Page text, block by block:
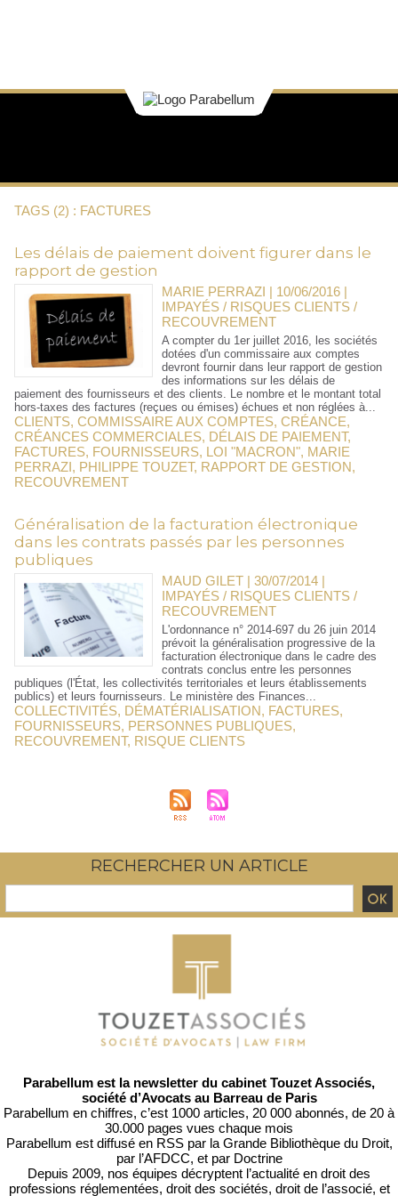
TAGS (2) : FACTURES
Les délais de paiement doivent figurer dans le
rapport de gestion
MARIE PERRAZI | 10/06/2016 |
IMPAYÉS / RISQUES CLIENTS /
RECOUVREMENT
A compter du 1er juillet 2016, les sociétés
dotées d'un commissaire aux comptes
devront fournir dans leur rapport de gestion
des informations sur les délais de
paiement des fournisseurs et des clients. Le nombre et le montant total
hors-taxes des factures (reçues ou émises) échues et non réglées à...
CLIENTS, COMMISSAIRE AUX COMPTES, CRÉANCE,
CRÉANCES COMMERCIALES, DÉLAIS DE PAIEMENT,
FACTURES, FOURNISSEURS, LOI "MACRON", MARIE
PERRAZI, PHILIPPE TOUZET, RAPPORT DE GESTION,
RECOUVREMENT
Généralisation de la facturation électronique
dans les contrats passés par les personnes
publiques
MAUD GILET | 30/07/2014 |
IMPAYÉS / RISQUES CLIENTS /
RECOUVREMENT
L'ordonnance n° 2014-697 du 26 juin 2014
prévoit la généralisation progressive de la
facturation électronique dans le cadre des
contrats conclus entre les personnes
publiques (l'État, les collectivités territoriales et leurs établissements
publics) et leurs fournisseurs. Le ministère des Finances...
COLLECTIVITÉS, DÉMATÉRIALISATION, FACTURES,
FOURNISSEURS, PERSONNES PUBLIQUES,
RECOUVREMENT, RISQUE CLIENTS
RECHERCHER UN ARTICLE
Parabellum est la newsletter du cabinet Touzet Associés,
société d’Avocats au Barreau de Paris
Parabellum en chiffres, c’est 1000 articles, 20 000 abonnés, de 20 à
30.000 pages vues chaque mois
Parabellum est diffusé en RSS par la Grande Bibliothèque du Droit,
par l’AFDCC, et par Doctrine
Depuis 2009, nos équipes décryptent l’actualité en droit des
professions réglementées, droit des sociétés, droit de l’associé, et